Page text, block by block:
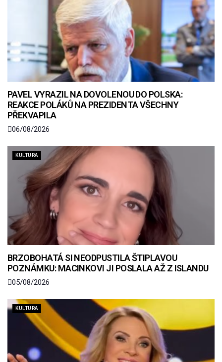
PAVEL VYRAZIL NA DOVOLENOU DO POLSKA:
REAKCE POLÁKŮ NA PREZIDENTA VŠECHNY
PŘEKVAPILA
06/08/2026
KULTURA
BRZOBOHATÁ SI NEODPUSTILA ŠTIPLAVOU
POZNÁMKU: MACINKOVI JI POSLALA AŽ Z ISLANDU
05/08/2026
KULTURA